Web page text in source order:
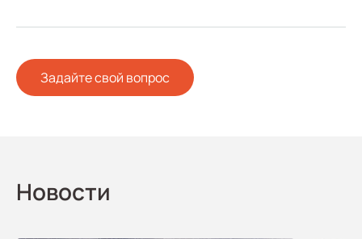
Задайте свой вопрос
Новости